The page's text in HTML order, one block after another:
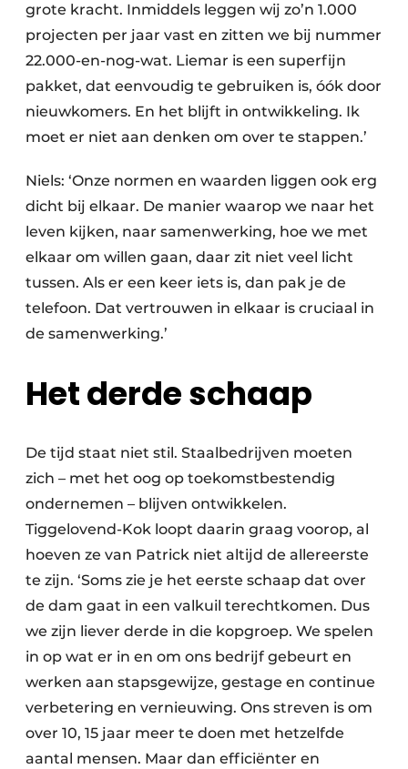
grote kracht. Inmiddels leggen wij zo’n 1.000
projecten per jaar vast en zitten we bij nummer
22.000-en-nog-wat. Liemar is een superfijn
pakket, dat eenvoudig te gebruiken is, óók door
nieuwkomers. En het blijft in ontwikkeling. Ik
moet er niet aan denken om over te stappen.’
Niels: ‘Onze normen en waarden liggen ook erg
dicht bij elkaar. De manier waarop we naar het
leven kijken, naar samenwerking, hoe we met
elkaar om willen gaan, daar zit niet veel licht
tussen. Als er een keer iets is, dan pak je de
telefoon. Dat vertrouwen in elkaar is cruciaal in
de samenwerking.’
Het derde schaap
De tijd staat niet stil. Staalbedrijven moeten
zich – met het oog op toekomstbestendig
ondernemen – blijven ontwikkelen.
Tiggelovend-Kok loopt daarin graag voorop, al
hoeven ze van Patrick niet altijd de allereerste
te zijn. ‘Soms zie je het eerste schaap dat over
de dam gaat in een valkuil terechtkomen. Dus
we zijn liever derde in die kopgroep. We spelen
in op wat er in en om ons bedrijf gebeurt en
werken aan stapsgewijze, gestage en continue
verbetering en vernieuwing. Ons streven is om
over 10, 15 jaar meer te doen met hetzelfde
aantal mensen. Maar dan efficiënter en